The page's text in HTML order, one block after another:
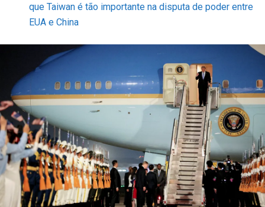
que Taiwan é tão importante na disputa de poder entre
EUA e China